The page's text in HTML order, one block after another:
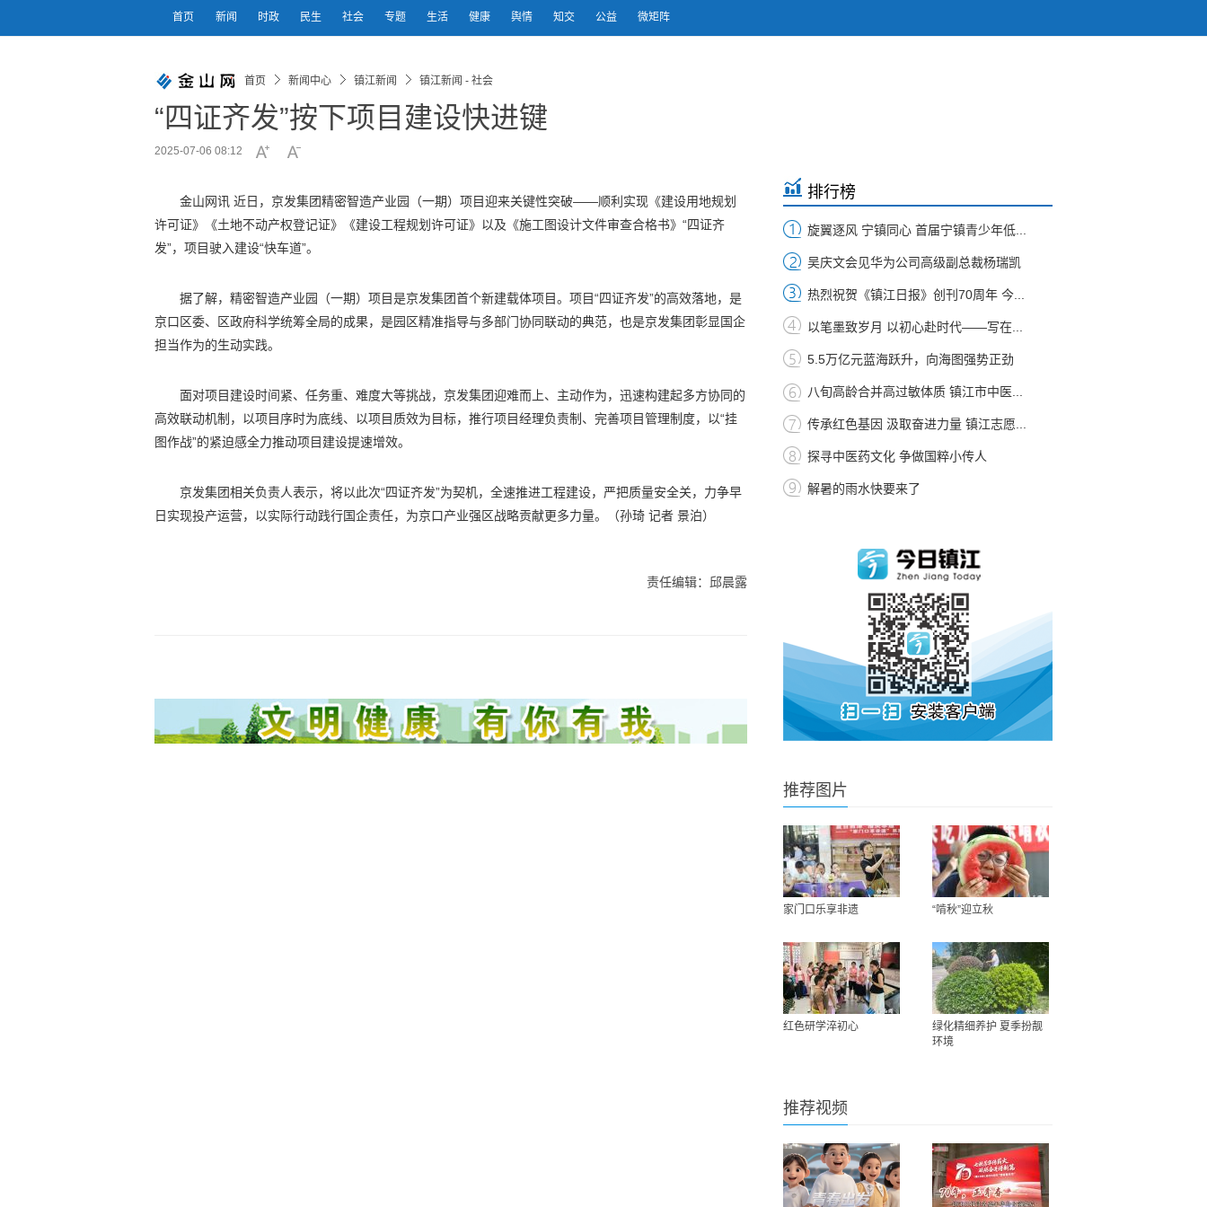
首页 新闻 时政 民生 社会 专题 生活 健康 舆情 知交 公益 微矩阵
首页 新闻中心 镇江新闻 镇江新闻 - 社会
“四证齐发”按下项目建设快进键
2025-07-06 08:12
金山网讯 近日，京发集团精密智造产业园（一期）项目迎来关键性突破——顺利实现《建设用地规划
许可证》《土地不动产权登记证》《建设工程规划许可证》以及《施工图设计文件审查合格书》“四证齐
发”，项目驶入建设“快车道”。
据了解，精密智造产业园（一期）项目是京发集团首个新建载体项目。项目“四证齐发”的高效落地，是
京口区委、区政府科学统筹全局的成果，是园区精准指导与多部门协同联动的典范，也是京发集团彰显国企
担当作为的生动实践。
面对项目建设时间紧、任务重、难度大等挑战，京发集团迎难而上、主动作为，迅速构建起多方协同的
高效联动机制，以项目序时为底线、以项目质效为目标，推行项目经理负责制、完善项目管理制度，以“挂
图作战”的紧迫感全力推动项目建设提速增效。
京发集团相关负责人表示，将以此次“四证齐发”为契机，全速推进工程建设，严把质量安全关，力争早
日实现投产运营，以实际行动践行国企责任，为京口产业强区战略贡献更多力量。（孙琦 记者 景泊）
责任编辑：邱晨露
排行榜
旋翼逐风 宁镇同心 首届宁镇青少年低...
吴庆文会见华为公司高级副总裁杨瑞凯
热烈祝贺《镇江日报》创刊70周年 今...
以笔墨致岁月 以初心赴时代——写在...
5.5万亿元蓝海跃升，向海图强势正劲
八旬高龄合并高过敏体质 镇江市中医...
传承红色基因 汲取奋进力量 镇江志愿...
探寻中医药文化 争做国粹小传人
解暑的雨水快要来了
推荐图片
家门口乐享非遗 “啃秋”迎立秋
红色研学淬初心
绿化精细养护 夏季扮靓
环境
推荐视频